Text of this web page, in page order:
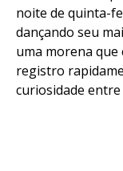
noite de quinta-
dançando seu
uma morena que
registro
curiosidade